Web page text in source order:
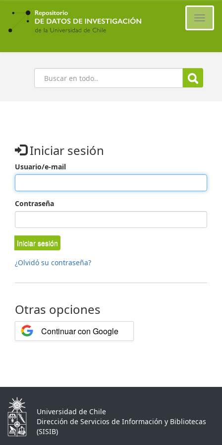
Ir
contenido
principal
Buscar
Iniciar sesión
Usuario/e-mail
Contraseña
Iniciar sesión
¿Olvidó su contraseña?
Otras opciones
Continuar con Google
Universidad de Chile
Dirección de Servicios de Información y Bibliotecas
(SISIB)